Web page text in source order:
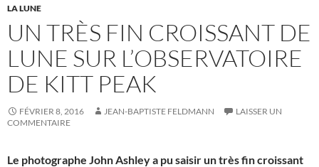
LA LUNE
UN TRÈS FIN CROISSANT DE
LUNE SUR L’OBSERVATOIRE
DE KITT PEAK
FÉVRIER 8, 2016 JEAN-BAPTISTE FELDMANN
LAISSER UN
COMMENTAIRE
Le photographe John Ashley a pu saisir un très fin croissant